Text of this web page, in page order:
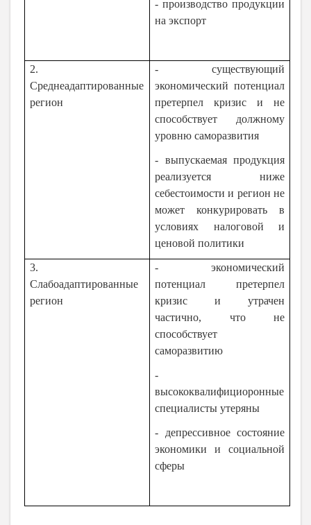
- производство продукции
на экспорт
2.
Среднеадаптированные
регион
- существующий
экономический потенциал
претерпел кризис и не
способствует должному
уровню саморазвития
- выпускаемая продукция
реализуется ниже
себестоимости и регион не
может конкурировать в
условиях налоговой и
ценовой политики
3.
Слабоадаптированные
регион
- экономический
потенциал претерпел
кризис и утрачен
частично, что не
способствует
саморазвитию
-
высококвалифициоронные
специалисты утеряны
- депрессивное состояние
экономики и социальной
сферы